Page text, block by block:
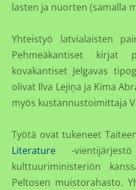
lasten ja nuorten (samalla
Yhteistyö latvialaisten
Pehmeäkantiset kirjat
kovakantiset Jelgavas
olivat Ilva Lejiņa ja Kima
myös kustannustoimittaja
Työtä ovat tukeneet
Literature -
kulttuuriministeriön
Peltosen muistorahasto.